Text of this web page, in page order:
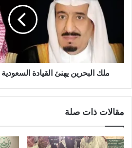
ملك البحرين يهنئ القيادة
مقالات ذات صلة